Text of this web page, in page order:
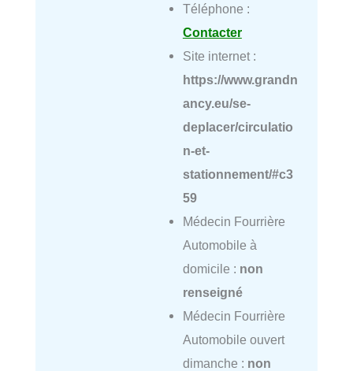
Téléphone :
Contacter
Site internet :
https://www.grandn
ancy.eu/se-
deplacer/circulatio
n-et-
stationnement/#c3
59
Médecin Fourrière
Automobile à
domicile : non
renseigné
Médecin Fourrière
Automobile ouvert
dimanche : non